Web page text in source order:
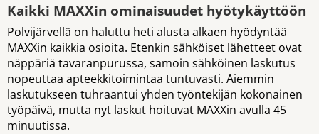
Kaikki MAXXin ominaisuudet hyötykäyttöön
Polvijärvellä on haluttu heti alusta alkaen hyödyntää
MAXXin kaikkia osioita. Etenkin sähköiset lähetteet ovat
näppäriä tavaranpurussa, samoin sähköinen laskutus
nopeuttaa apteekkitoimintaa tuntuvasti. Aiemmin
laskutukseen tuhraantui yhden työntekijän kokonainen
työpäivä, mutta nyt laskut hoituvat MAXXin avulla 45
minuutissa.